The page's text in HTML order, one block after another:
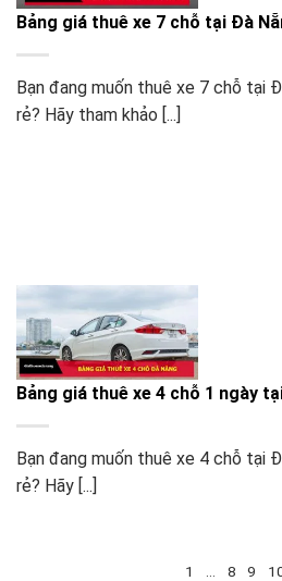
Bảng giá thuê xe 7 chỗ tại Đà
Bạn đang muốn thuê xe 7 chỗ tại
rẻ? Hãy tham khảo [...]
Bảng giá thuê xe 4 chỗ 1 ngày
Bạn đang muốn thuê xe 4 chỗ tại
rẻ? Hãy [...]
1 8 9